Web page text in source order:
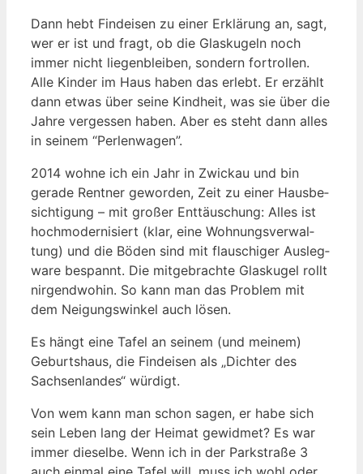
Dann hebt Find­ei­sen zu einer Erklä­rung an, sagt,
wer er ist und fragt, ob die Glas­ku­geln noch
immer nicht lie­gen­blei­ben, son­dern fort­rol­len.
Alle Kin­der im Haus haben das erlebt. Er erzählt
dann etwas über sei­ne Kind­heit, was sie über die
Jah­re ver­ges­sen haben. Aber es steht dann alles
in sei­nem “Per­len­wa­gen”.
2014 woh­ne ich ein Jahr in Zwi­ckau und bin
gera­de Rent­ner gewor­den, Zeit zu einer Haus­be­
sich­ti­gung – mit gro­ßer Ent­täu­schung: Alles ist
hoch­mo­der­ni­siert (klar, eine Woh­nungs­ver­wal­
tung) und die Böden sind mit flau­schi­ger Aus­leg­
wa­re bespannt. Die mit­ge­brach­te Glas­ku­gel rollt
nir­gend­wo­hin. So kann man das Pro­blem mit
dem Nei­gungs­win­kel auch lösen.
Es hängt eine Tafel an sei­nem (und mei­nem)
Geburts­haus, die Find­ei­sen als „Dich­ter des
Sach­sen­lan­des“ würdigt.
Von wem kann man schon sagen, er habe sich
sein Leben lang der Hei­mat gewid­met? Es war
immer die­sel­be. Wenn ich in der Park­stra­ße 3